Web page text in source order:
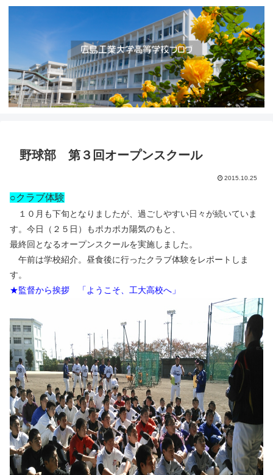
野球部 第３回オープンスクール
2015.10.25
○クラブ体験
１０月も下旬となりましたが、過ごしやすい日々が続いていま
す。今日（２５日）もポカポカ陽気のもと、
最終回となるオープンスクールを実施しました。
午前は学校紹介。昼食後に行ったクラブ体験をレポートしま
す。
★監督から挨拶 「ようこそ、工大高校へ」